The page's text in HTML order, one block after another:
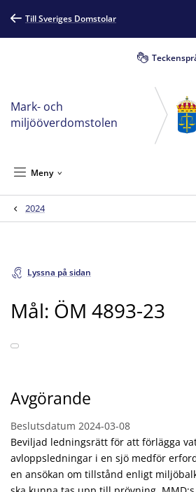
Till Sveriges Domstolar
Mark- och
miljööverdomstolen
Meny
2024
Lyssna på sidan
Mål: ÖM 4893-23
Avgörande
Beslutsdatum 2024-03-08
Beviljad ledningsrätt för att förlägga
avloppsledningar i en sjö medför
en ansökan om tillstånd enligt